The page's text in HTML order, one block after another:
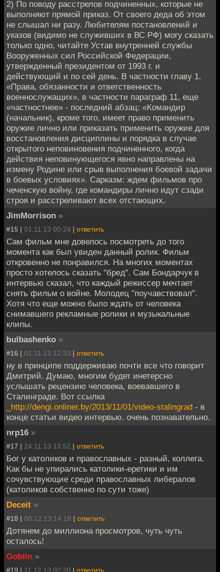
2) По поводу расстрелов подчиненных, которые не
выполняют прямой приказ. От своего деда об этом
не слышал ни разу. Любителям постановлений и
указов (видимо не служивших в ВС РФ) могу сказать
только одно, читайте Устав внутренней службы
Вооруженных сил Российской Федерации,
утвержденный президентом от 1993 г. и
действующий и по сей день. В частности главу 1.
«Права, обязанности и ответственность
военнослужащих», в частности параграф 11, еще
«частностнее» - последний абзац: «Командир
(начальник), кроме того, имеет право применить
оружие лично или приказать применить оружие для
восстановления дисциплины и порядка в случае
открытого неповиновения подчиненного, когда
действия неповинующегося явно направлены на
измену Родине или срыв выполнения боевой задачи
в боевых условиях». Сарказм: ждем фильмов про
чеченскую войну, где командиры лично идут сзади
строя и расстреливают всех отстающих.
JimMorrison »
#15 | 01.11.13 00:24 | ответить
Сам фильм мне довелось посмотреть до того
момента как был увиден данный ролик. Фильм
откровенно не понравился. На многих моментах
просто хотелось сказать "бред". Сам Бондарчук в
интервью сказал, что каждый режиссер мечтает
снять фильм о войне. Молодец "поучавствовал".
Хотя что еще можно было ждать от человека
снимавшего рекламные ролики и музыкальные
клипы.
bulbashenko »
#16 | 01.11.13 12:33 | ответить
ну в принципе поддерживаю почти все что говорит
Дмитрий. Думаю, многим будет инетерсно
услышать рецензию человека, воевавшего в
Сталинграде. Вот ссылка
_http://dengi.onliner.by/2013/11/01/video-stalingrad - в
конце статьи видео интервью. очень познавательно.
nrp16 »
#17 | 24.11.13 13:52 | ответить
Бог у католиков и православных - разный, коллега.
Как бы не упирались католики-еретики и им
сочувствующие среди православных либералов
(католиков собственно по сути тоже)
Deceit »
#18 | 08.12.13 14:18 | ответить
Дотянем до миллиона просмотров, чуть чуть
осталось!
Goblin »
#19 | 11.12.13 02:20 | ответить